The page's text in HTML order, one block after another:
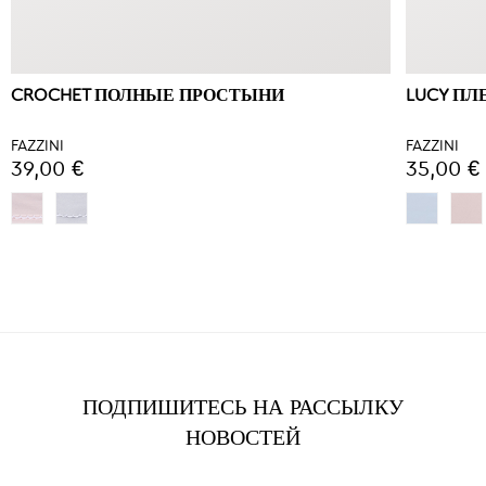
CROCHET ПОЛНЫЕ ПРОСТЫНИ
FAZZINI
39,00 €
LUCY
FAZZINI
35,00 €
ПОДПИШИТЕСЬ НА РАССЫЛКУ
НОВОСТЕЙ